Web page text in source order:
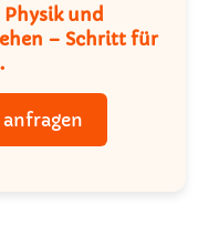
Physik und
– Schritt für